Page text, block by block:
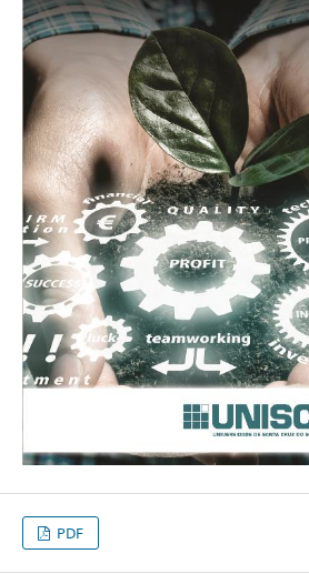
PDF